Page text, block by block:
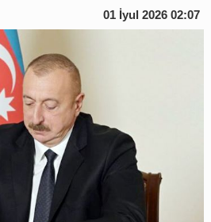
01 İyul 2026 02:07